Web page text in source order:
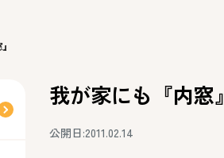
我が家にも『内窓』
公開日:2011.02.14